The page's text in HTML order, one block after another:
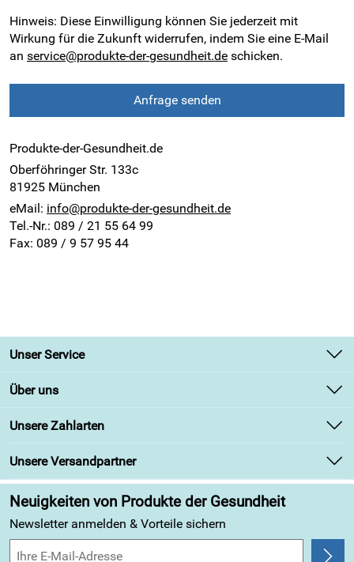
Hinweis: Diese Einwilligung können Sie jederzeit mit
Wirkung für die Zukunft widerrufen, indem Sie eine E-Mail
an service@produkte-der-gesundheit.de schicken.
Anfrage senden
Produkte-der-Gesundheit.de
Oberföhringer Str. 133c
81925 München
eMail: info@produkte-der-gesundheit.de
Tel.-Nr.: 089 / 21 55 64 99
Fax: 089 / 9 57 95 44
Unser Service
Kontakt
Retourenabwicklung
Lieferbedingungen
Über uns
Unsere Bestseller
Angebote
Kundenbewertungen (313)
4,9/5*****
Unsere Zahlarten
Unsere Versandpartner
Neuigkeiten von Produkte der Gesundheit
Newsletter anmelden & Vorteile sichern